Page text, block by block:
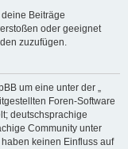
Beiträge
oder geeignet
zuzufügen.
um eine unter der „
Foren-Software
deutschsprachige
Community unter
keinen Einfluss auf